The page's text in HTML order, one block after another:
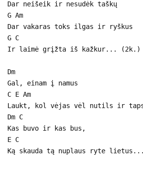
Dar neišeik ir nesudėk taškų
G Am
Dar vakaras toks ilgas ir ryškus
G C
Ir laimė grįžta iš kažkur... (2k.)
Dm
Gal, einam į namus
C E Am
Laukt, kol vėjas vėl nutils ir taps
Dm C
Kas buvo ir kas bus,
E C
Ką skauda tą nuplaus ryte lietus...